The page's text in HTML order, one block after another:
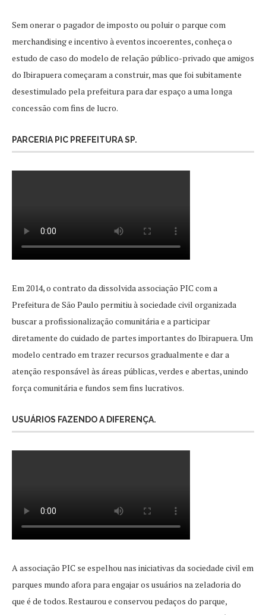
Sem onerar o pagador de imposto ou poluir o parque com
merchandising e incentivo à eventos incoerentes, conheça o
estudo de caso do modelo de relação público-privado que amigos
do Ibirapuera começaram a construir, mas que foi subitamente
desestimulado pela prefeitura para dar espaço a uma longa
concessão com fins de lucro.
PARCERIA PIC PREFEITURA SP.
Em 2014, o contrato da dissolvida associação PIC com a
Prefeitura de São Paulo permitiu à sociedade civil organizada
buscar a profissionalização comunitária e a participar
diretamente do cuidado de partes importantes do Ibirapuera. Um
modelo centrado em trazer recursos gradualmente e dar a
atenção responsável às áreas públicas, verdes e abertas, unindo
força comunitária e fundos sem fins lucrativos.
USUÁRIOS FAZENDO A DIFERENÇA.
A associação PIC se espelhou nas iniciativas da sociedade civil em
parques mundo afora para engajar os usuários na zeladoria do
que é de todos. Restaurou e conservou pedaços do parque,